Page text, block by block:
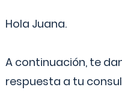
Hola Juana.
A continuación, te
respuesta a tu